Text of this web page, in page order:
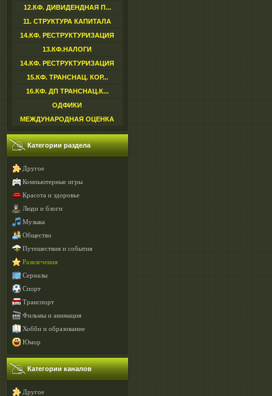
12.КФ. ДИВИДЕНДНАЯ П...
11. СТРУКТУРА КАПИТАЛА
14.КФ. РЕСТРУКТУРИЗАЦИЯ
13.КФ.НАЛОГИ
14.КФ. РЕСТРУКТУРИЗАЦИЯ
15.КФ. ТРАНСНАЦ. КОР...
16.КФ. ДП ТРАНСНАЦ.К...
ОДФИКИ
МЕЖДУНАРОДНАЯ ОЦЕНКА
Категории раздела
Другое
Компьютерные игры
Красота и здоровье
Люди и блоги
Музыка
Общество
Путешествия и события
Развлечения
Сериалы
Спорт
Транспорт
Фильмы и анимация
Хобби и образование
Юмор
Категории каналов
Другое